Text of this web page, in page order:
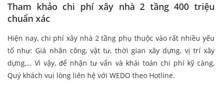
Tham khảo chi phí xây nhà 2 tầng 400 triệu
chuẩn xác
Hiện nay, chi phí xây nhà 2 tầng phụ thuộc vào rất nhiều yếu
tố như: Giá nhân công, vật tư, thời gian xây dựng, vị trí xây
dựng,… Vì vậy, để nhận tư vấn và khái toán chi phí kỹ càng,
Quý khách vui lòng liên hệ với WEDO theo Hotline.